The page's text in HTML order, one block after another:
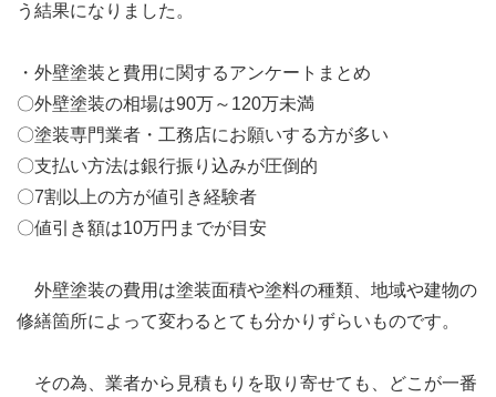
う結果になりました。
・外壁塗装と費用に関するアンケートまとめ
〇外壁塗装の相場は90万～120万未満
〇塗装専門業者・工務店にお願いする方が多い
〇支払い方法は銀行振り込みが圧倒的
〇7割以上の方が値引き経験者
〇値引き額は10万円までが目安
外壁塗装の費用は塗装面積や塗料の種類、地域や建物の
修繕箇所によって変わるとても分かりずらいものです。
その為、業者から見積もりを取り寄せても、どこが一番